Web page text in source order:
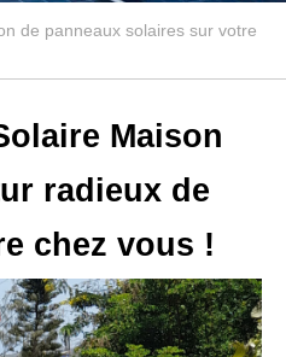
de panneaux solaires sur votre
Maison
radieux de
chez vous !